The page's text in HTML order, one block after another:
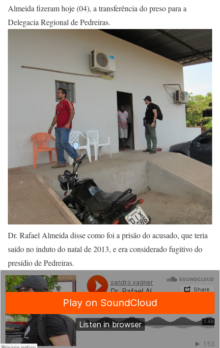
Almeida fizeram hoje (04), a transferência do preso para a
Delegacia Regional de Pedreiras.
Dr. Rafael Almeida disse como foi a prisão do acusado, que teria
saído no induto do natal de 2013, e era considerado fugitivo do
presídio de Pedreiras.